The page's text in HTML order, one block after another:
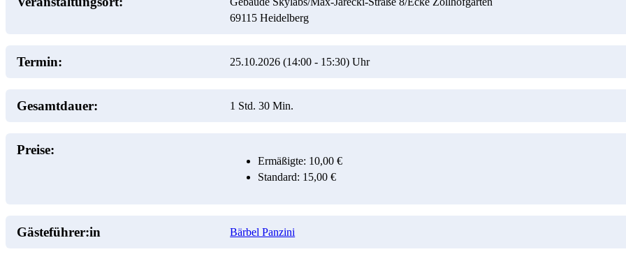
69115 Heidelberg
Termin: 25.10.2026 (14:00 - 15:30) Uhr
Gesamtdauer: 1 Std. 30 Min.
Preise:
Ermäßigte: 10,00 €
Standard: 15,00 €
Gästeführer:in Bärbel Panzini